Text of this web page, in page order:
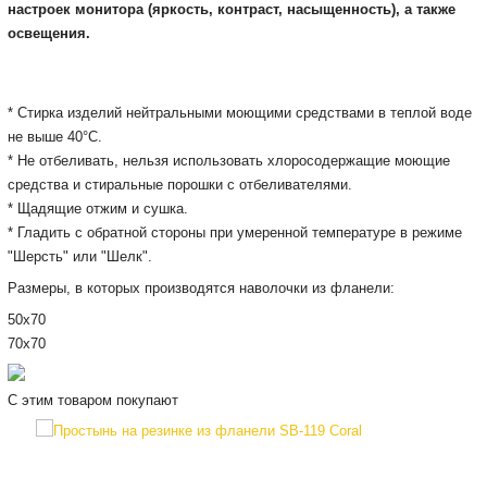
настроек монитора (яркость, контраст, насыщенность), а также
освещения.
* Cтирка изделий нейтральными моющими средствами в теплой воде
не выше 40°С.
* Не отбеливать, нельзя использовать хлоросодержащие моющие
средства и стиральные порошки с отбеливателями.
* Щадящие отжим и сушка.
* Гладить с обратной стороны при умеренной температуре в режиме
"Шерсть" или " Шелк".
Размеры, в которых производятся наволочки из фланели:
50х70
70х70
С этим товаром покупают